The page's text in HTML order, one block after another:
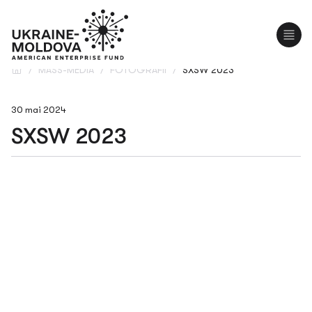
/ MASS-MEDIA / FOTOGRAFII / SXSW 2023
30 mai 2024
SXSW 2023